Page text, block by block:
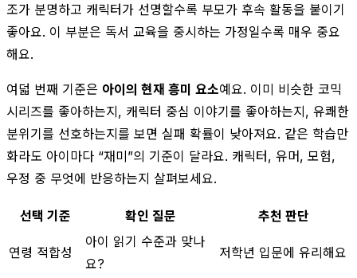
조가 분명하고 캐릭터가 선명할수록 부모가 후속 활동을 붙이기
좋아요. 이 부분은 독서 교육을 중시하는 가정일수록 매우 중요
해요.
여덟 번째 기준은 아이의 현재 흥미 요소예요. 이미 비슷한 코믹
시리즈를 좋아하는지, 캐릭터 중심 이야기를 좋아하는지, 유쾌한
분위기를 선호하는지를 보면 실패 확률이 낮아져요. 같은 학습만
화라도 아이마다 “재미”의 기준이 달라요. 캐릭터, 유머, 모험,
우정 중 무엇에 반응하는지 살펴보세요.
선택 기준 확인 질문 추천 판단
연령 적합성
아이 읽기 수준과 맞나
요?
저학년 입문에 유리해요